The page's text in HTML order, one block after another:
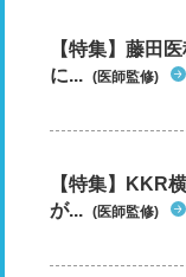
【特集】藤田
に... (医師監修)
【特集】KKR
が... (医師監修)